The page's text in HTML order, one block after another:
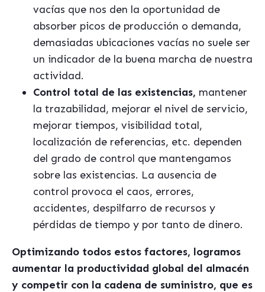
vacías que nos den la oportunidad de
absorber picos de producción o demanda,
demasiadas ubicaciones vacías no suele ser
un indicador de la buena marcha de nuestra
actividad.
Control total de las existencias, mantener
la trazabilidad, mejorar el nivel de servicio,
mejorar tiempos, visibilidad total,
localización de referencias, etc. dependen
del grado de control que mantengamos
sobre las existencias. La ausencia de
control provoca el caos, errores,
accidentes, despilfarro de recursos y
pérdidas de tiempo y por tanto de dinero.
Optimizando todos estos factores, logramos
aumentar la productividad global del almacén
y competir con la cadena de suministro, que es